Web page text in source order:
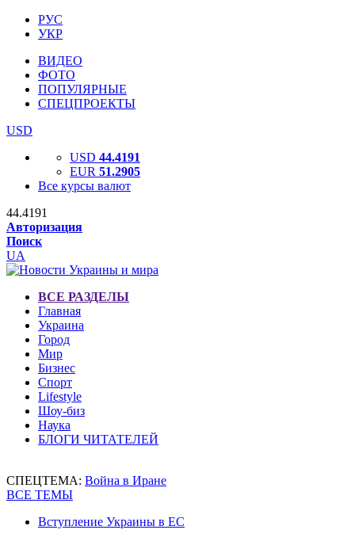
РУС
УКР
ВИДЕО
ФОТО
ПОПУЛЯРНЫЕ
СПЕЦПРОЕКТЫ
USD
USD 44.4191
EUR 51.2905
Все курсы валют
44.4191
Авторизация
Поиск
UA
ВСЕ РАЗДЕЛЫ
Главная
Украина
Город
Мир
Бизнес
Спорт
Lifestyle
Шоу-биз
Наука
БЛОГИ ЧИТАТЕЛЕЙ
СПЕЦТЕМА: Война в Иране
ВСЕ ТЕМЫ
Вступление Украины в ЕС